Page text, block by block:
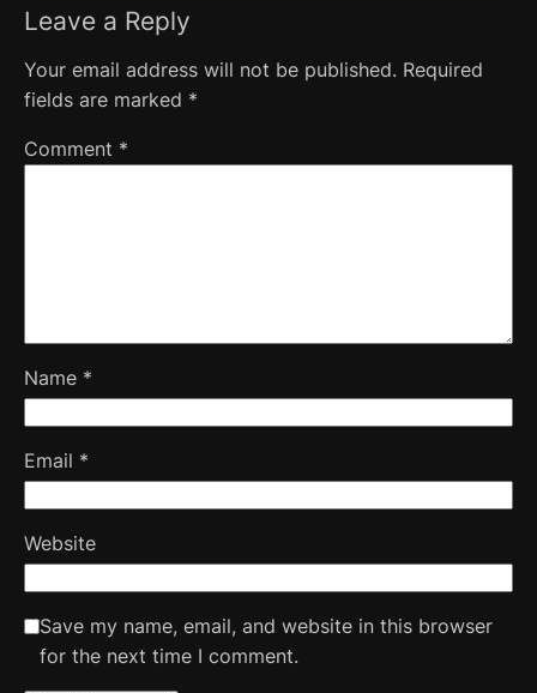
Leave a Reply
Your email address will not be published. Required
fields are marked *
Comment *
Name *
Email *
Website
Save my name, email, and website in this browser
for the next time I comment.